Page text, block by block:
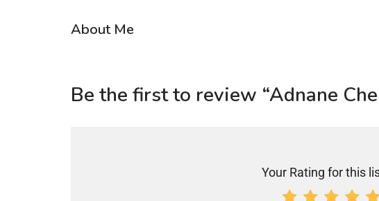
About Me
Be the first to review “Adnane
Your Rating for this